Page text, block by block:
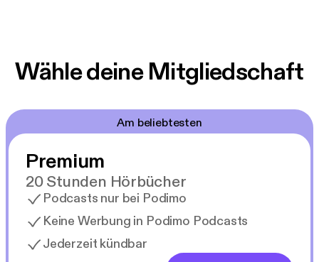
Wähle deine Mitgliedschaft
Am beliebtesten
Premium
20 Stunden Hörbücher
Podcasts nur bei Podimo
Keine Werbung in Podimo Podcasts
Jederzeit kündbar